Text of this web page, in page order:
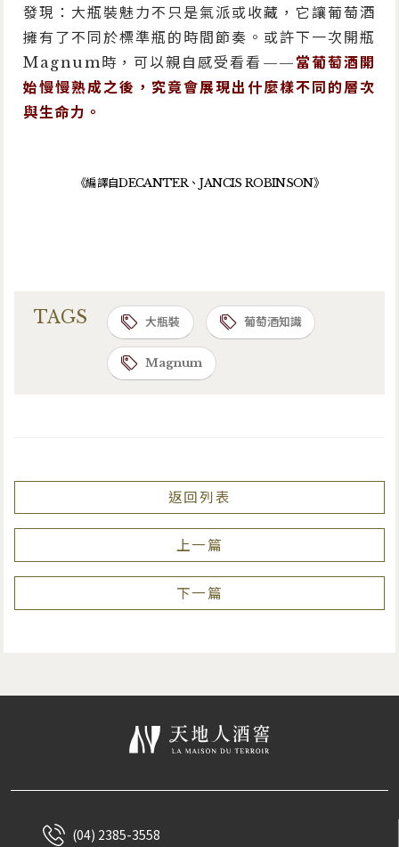
發現：大瓶裝魅力不只是氣派或收藏，它讓葡萄酒
擁有了不同於標準瓶的時間節奏。或許下一次開瓶
Magnum時，可以親自感受看看—— 當葡萄酒開
始慢慢熟成之後，究竟會展現出什麼樣不同的層次
與生命力。
《編譯自DECANTER、JANCIS ROBINSON》
TAGS 大瓶裝 葡萄酒知識
Magnum
返回列表
上一篇
下一篇
(04) 2385-3558